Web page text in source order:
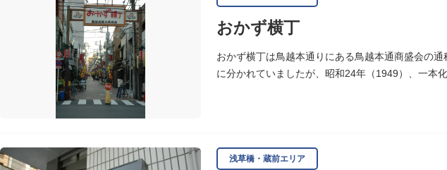
おかず横丁
おかず横丁は鳥越本通りにある鳥越本通商盛会の
に分かれていましたが、昭和24年（1949）、一本
浅草橋・蔵前エリア